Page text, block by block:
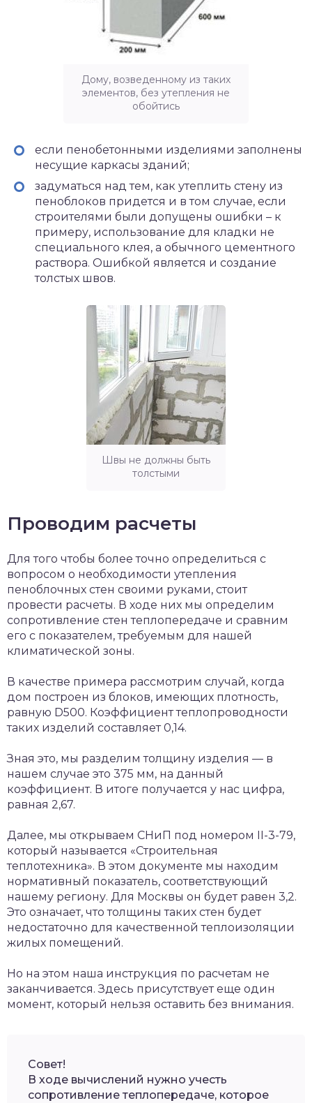
Дому, возведенному из таких
элементов, без утепления не
обойтись
если пенобетонными изделиями заполнены
несущие каркасы зданий;
задуматься над тем, как утеплить стену из
пеноблоков придется и в том случае, если
строителями были допущены ошибки – к
примеру, использование для кладки не
специального клея, а обычного цементного
раствора. Ошибкой является и создание
толстых швов.
Швы не должны быть
толстыми
Проводим расчеты
Для того чтобы более точно определиться с
вопросом о необходимости утепления
пеноблочных стен своими руками, стоит
провести расчеты. В ходе них мы определим
сопротивление стен теплопередаче и сравним
его с показателем, требуемым для нашей
климатической зоны.
В качестве примера рассмотрим случай, когда
дом построен из блоков, имеющих плотность,
равную D500. Коэффициент теплопроводности
таких изделий составляет 0,14.
Зная это, мы разделим толщину изделия — в
нашем случае это 375 мм, на данный
коэффициент. В итоге получается у нас цифра,
равная 2,67.
Далее, мы открываем СНиП под номером II-3-79,
который называется «Строительная
теплотехника». В этом документе мы находим
нормативный показатель, соответствующий
нашему региону. Для Москвы он будет равен 3,2.
Это означает, что толщины таких стен будет
недостаточно для качественной теплоизоляции
жилых помещений.
Но на этом наша инструкция по расчетам не
заканчивается. Здесь присутствует еще один
момент, который нельзя оставить без внимания.
Совет!
В ходе вычислений нужно учесть
сопротивление теплопередаче, которое